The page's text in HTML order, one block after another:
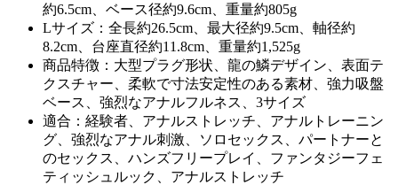
約6.5cm、ベース径約9.6cm、重量約805g
Lサイズ：全長約26.5cm、最大径約9.5cm、軸径約
8.2cm、台座直径約11.8cm、重量約1,525g
商品特徴：大型プラグ形状、龍の鱗デザイン、表面テ
クスチャー、柔軟で寸法安定性のある素材、強力吸盤
ベース、強烈なアナルフルネス、3サイズ
適合：経験者、アナルストレッチ、アナルトレーニン
グ、強烈なアナル刺激、ソロセックス、パートナーと
のセックス、ハンズフリープレイ、ファンタジーフェ
ティッシュルック、アナルストレッチ